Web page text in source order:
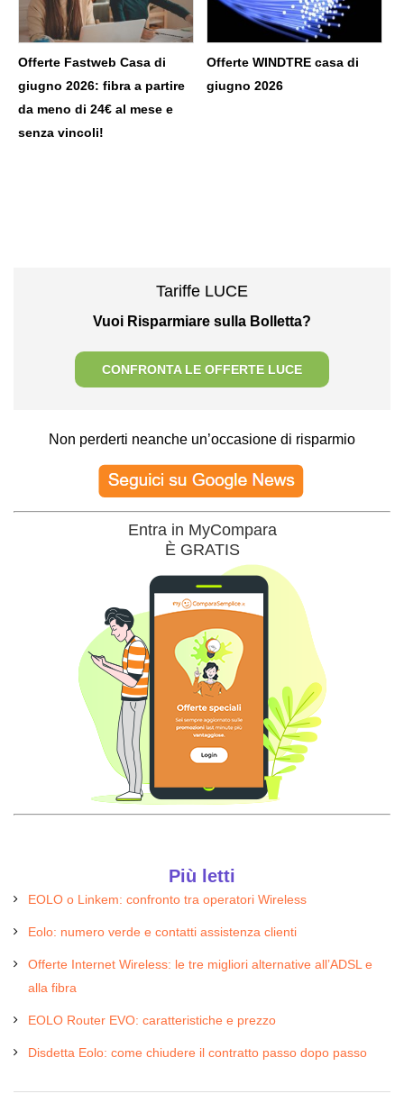
Offerte Fastweb Casa di
giugno 2026: fibra a partire
da meno di 24€ al mese e
senza vincoli!
Offerte WINDTRE casa di
giugno 2026
Tariffe LUCE
Vuoi Risparmiare sulla Bolletta?
CONFRONTA LE OFFERTE LUCE
Non perderti neanche un’occasione di risparmio
Entra in MyCompara
È GRATIS
Più letti
EOLO o Linkem: confronto tra operatori Wireless
Eolo: numero verde e contatti assistenza clienti
Offerte Internet Wireless: le tre migliori alternative all’ADSL e
alla fibra
EOLO Router EVO: caratteristiche e prezzo
Disdetta Eolo: come chiudere il contratto passo dopo passo